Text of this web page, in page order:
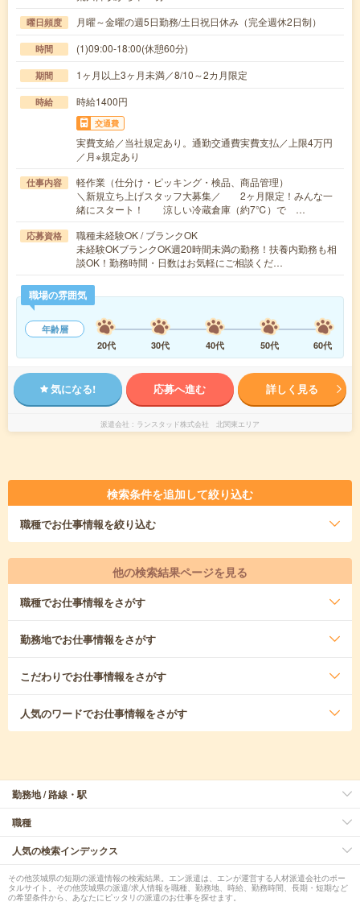
曜日頻度 月曜～金曜の週5日勤務/土日祝日休み（完全週休2日制）
時間 (1)09:00-18:00(休憩60分)
期間 1ヶ月以上3ヶ月未満／8/10～2カ月限定
時給 時給1400円
交通費
実費支給／当社規定あり。通勤交通費実費支払／上限4万円
／月※規定あり
仕事内容
軽作業（仕分け・ピッキング・検品、商品管理）
＼新規立ち上げスタッフ大募集／ 2ヶ月限定！みんな一
緒にスタート！ 涼しい冷蔵倉庫（約7℃）で …
応募資格
職種未経験OK / ブランクOK
未経験OKブランクOK週20時間未満の勤務！扶養内勤務も相
談OK！勤務時間・日数はお気軽にご相談くだ…
職場の雰囲気
年齢層
20代
30代 40代 50代 60代
気になる! 応募へ進む 詳しく見る
派遣会社 ランスタッド株式会社 北関東エリア
検索条件を追加して絞り込む
職種でお仕事情報を絞り込む
他の検索結果ページを見る
職種でお仕事情報をさがす
勤務地でお仕事情報をさがす
こだわりでお仕事情報をさがす
人気のワードでお仕事情報をさがす
勤務地 / 路線・駅
職種
人気の検索インデックス
その他茨城県の短期の派遣情報の検索結果。エン派遣は、エンが運営する人材派遣会社のポー
タルサイト。その他茨城県の派遣/求人情報を職種、勤務地、時給、勤務時間、長期・短期など
の希望条件から、あなたにピッタリの派遣のお仕事を探せます。